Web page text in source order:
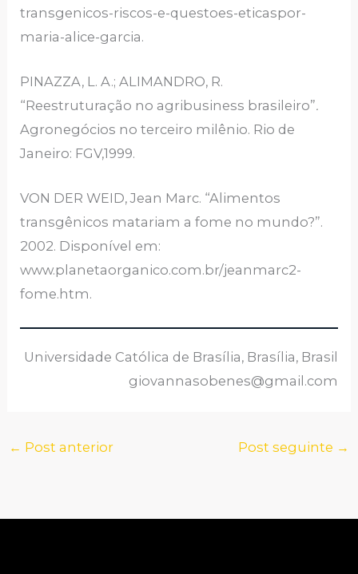
transgenicos-riscos-e-questoes-eticaspor-
maria-alice-garcia.
PINAZZA, L. A.; ALIMANDRO, R.
“Reestruturação no agribusiness brasileiro”.
Agronegócios no terceiro milênio. Rio de
Janeiro: FGV,1999.
VON DER WEID, Jean Marc. “Alimentos
transgênicos matariam a fome no mundo?”.
2002. Disponível em:
www.planetaorganico.com.br/jeanmarc2-
fome.htm.
Universidade Católica de Brasília, Brasília, Brasil
giovannasobenes@gmail.com
← Post anterior Post seguinte →